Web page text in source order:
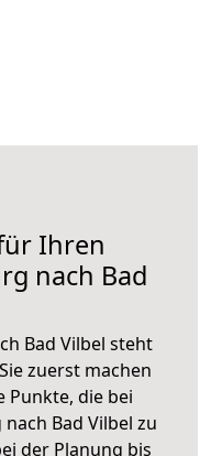
Ihren
nach Bad
Bad Vilbel steht
zuerst machen
Punkte, die bei
Bad Vilbel zu
der Planung bis